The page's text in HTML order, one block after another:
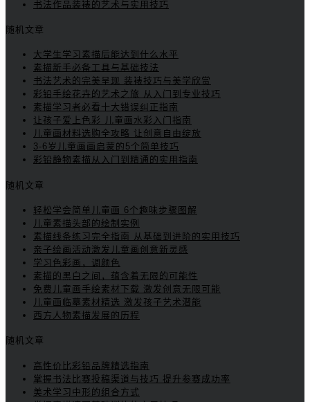
书法作品装裱的艺术与实用技巧
随机文章
大学生学习素描后能达到什么水平
素描新手必备工具与基础技法
书法艺术的完美呈现 装裱技巧与美学欣赏
彩铅手绘花卉的艺术之旅 从入门到专业技巧
素描学习者必看十大错误纠正指南
让孩子爱上色彩 儿童画水彩入门指南
儿童画材料选购全攻略 让创意自由绽放
3-6岁儿童画画启蒙的5个简单技巧
彩铅静物素描从入门到精通的实用指南
随机文章
轻松学会简单儿童画 6个趣味步骤图解
儿童素描头部的绘制实例
素描线条练习完全指南 从基础到进阶的实用技巧
亲子绘画活动激发儿童画创意新灵感
学习色彩画，调颜色
素描的黑白之间，蕴含着无限的可能性
免费儿童画手绘素材下载 激发创意无限可能
儿童画临摹素材精选 激发孩子艺术潜能
西方人物素描发展的历程
随机文章
高性价比彩铅品牌精选指南
掌握书法比赛投稿渠道与技巧 提升参赛成功率
美术学习中形的组合方式